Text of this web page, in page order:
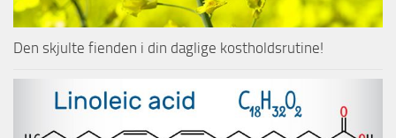
Den skjulte fienden i din daglige kostholdsrutine!